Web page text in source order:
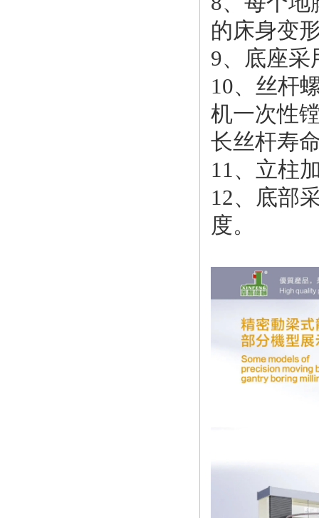
的床身变
9、底座采
10、丝杆
机一次性
长丝杆寿
11、立柱
12、底部
度。